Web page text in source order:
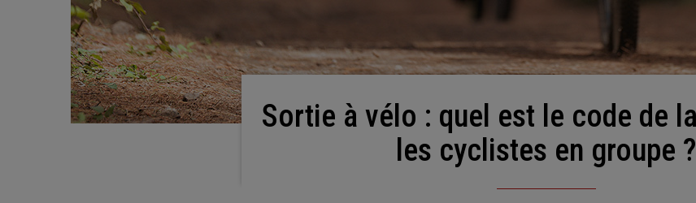
Sortie à vélo : quel est le code de la route pour
les cyclistes en groupe ?